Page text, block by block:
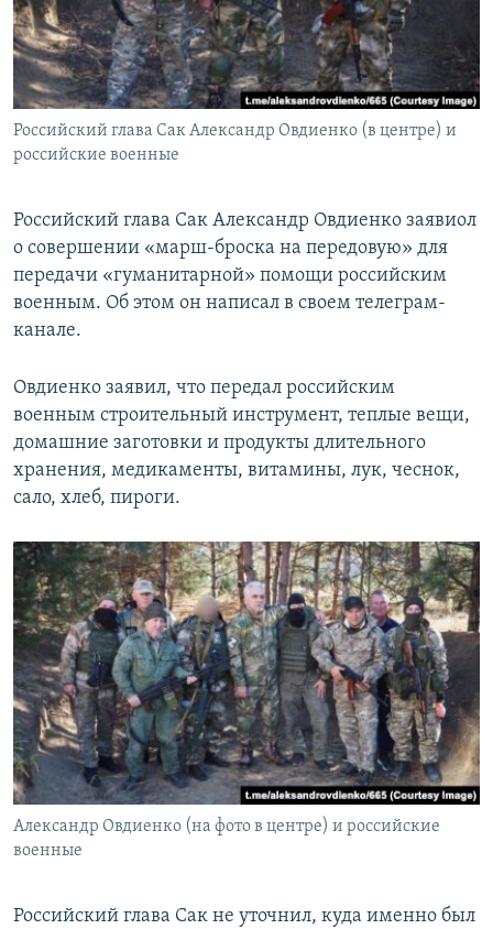
ПОБЕДИТЕЛЕЙ НЕ СУДЯТ?
КРЫМ.НЕПОКОРЕННЫЙ
ELIFBE
УКРАИНСКАЯ ПРОБЛЕМА КРЫМА
ПРИСОЕДИНЯЙТЕСЬ!
Российский глава Сак Александр Овдиенко (в центре) и
российские военные
Российский глава Сак Александр Овдиенко заявиол
о совершении «марш-броска на передовую» для
передачи «гуманитарной» помощи российским
военным. Об этом он написал в своем телеграм-
канале.
Овдиенко заявил, что передал российским
военным строительный инструмент, теплые вещи,
домашние заготовки и продукты длительного
хранения, медикаменты, витамины, лук, чеснок,
сало, хлеб, пироги.
Александр Овдиенко (на фото в центре) и российские
военные
Российский глава Сак не уточнил, куда именно был